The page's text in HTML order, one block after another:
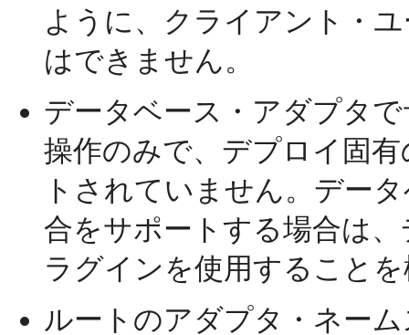
ように、クライアント・
はできません。
データベース・アダプタ
操作のみで、デプロイ固
トされていません。デー
合をサポートする場合は
ラグインを使用すること
ルートのアダプタ・ネー